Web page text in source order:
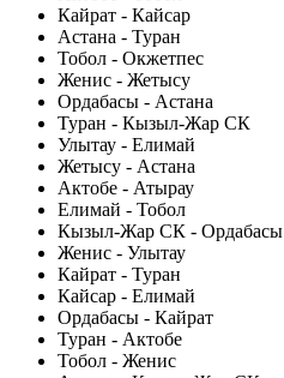
Кайрат - Кайсар
Астана - Туран
Тобол - Окжетпес
Женис - Жетысу
Ордабасы - Астана
Туран - Кызыл-Жар СК
Улытау - Елимай
Жетысу - Астана
Актобе - Атырау
Елимай - Тобол
Кызыл-Жар СК - Ордабасы
Женис - Улытау
Кайрат - Туран
Кайсар - Елимай
Ордабасы - Кайрат
Туран - Актобе
Тобол - Женис